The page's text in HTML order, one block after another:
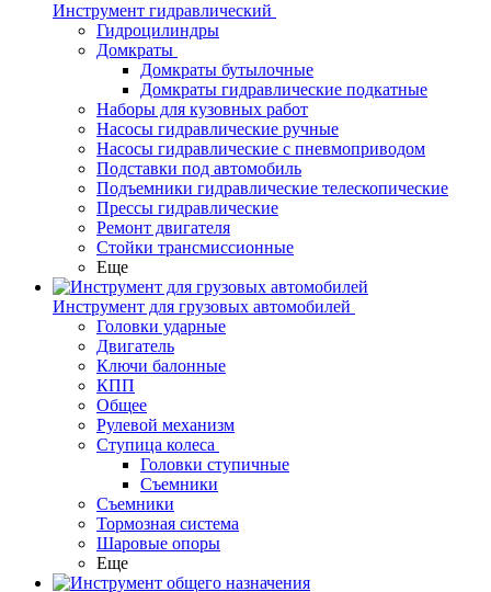
Инструмент гидравлический
Гидроцилиндры
Домкраты
Домкраты бутылочные
Домкраты гидравлические подкатные
Наборы для кузовных работ
Насосы гидравлические ручные
Насосы гидравлические с пневмоприводом
Подставки под автомобиль
Подъемники гидравлические телескопические
Прессы гидравлические
Ремонт двигателя
Стойки трансмиссионные
Еще
Инструмент для грузовых автомобилей
Головки ударные
Двигатель
Ключи балонные
КПП
Общее
Рулевой механизм
Ступица колеса
Головки ступичные
Съемники
Съемники
Тормозная система
Шаровые опоры
Еще